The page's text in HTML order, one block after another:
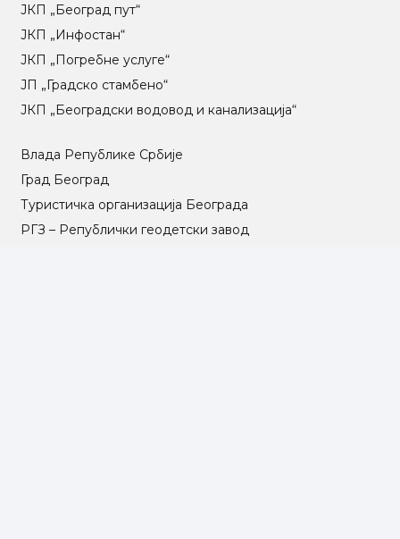
ЈКП „Београд пут“
ЈКП „Инфостан“
ЈКП „Погребне услуге“
ЈП „Градско стамбено“
ЈКП „Београдски водовод и канализација“
Влада Републике Србије
Град Београд
Туристичка организација Београда
РГЗ – Републички геодетски завод